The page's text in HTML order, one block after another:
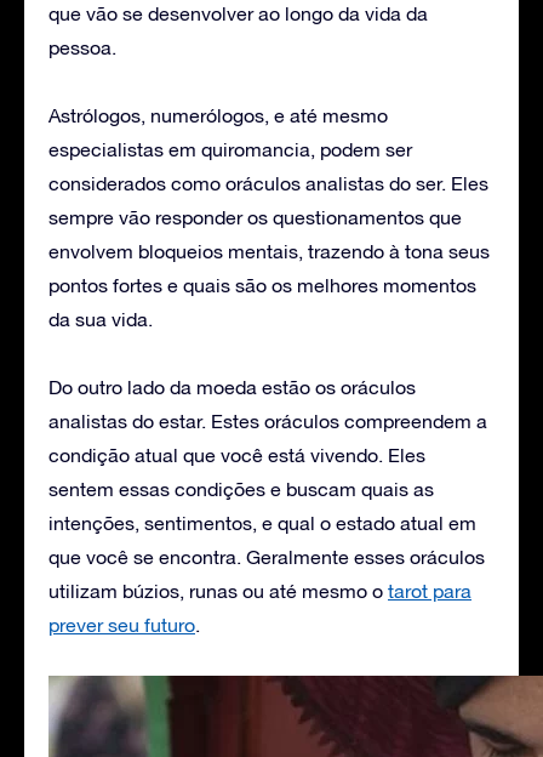
que vão se desenvolver ao longo da vida da
pessoa.
Astrólogos, numerólogos, e até mesmo
especialistas em quiromancia, podem ser
considerados como oráculos analistas do ser. Eles
sempre vão responder os questionamentos que
envolvem bloqueios mentais, trazendo à tona seus
pontos fortes e quais são os melhores momentos
da sua vida.
Do outro lado da moeda estão os oráculos
analistas do estar. Estes oráculos compreendem a
condição atual que você está vivendo. Eles
sentem essas condições e buscam quais as
intenções, sentimentos, e qual o estado atual em
que você se encontra. Geralmente esses oráculos
utilizam búzios, runas ou até mesmo o tarot para
prever seu futuro.